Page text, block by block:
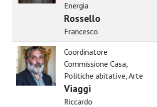
Energia
Rossello
Francesco
Coordinatore
Commissione Casa,
Politiche abitative, Arte
Viaggi
Riccardo